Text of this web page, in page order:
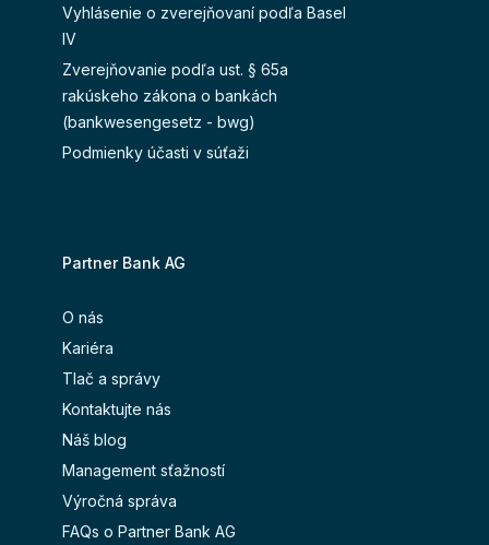
Vyhlásenie o zverejňovaní podľa Basel
IV
Zverejňovanie podľa ust. § 65a
rakúskeho zákona o bankách
(bankwesengesetz - bwg)
Podmienky účasti v súťaži
Partner Bank AG
O nás
Kariéra
Tlač a správy
Kontaktujte nás
Náš blog
Management sťažností
Výročná správa
FAQs o Partner Bank AG